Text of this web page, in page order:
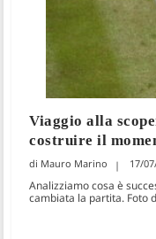
Viaggio alla
costruire il
Mauro Marino 17/
Analizziamo cosa è
cambiata la partita. Foto